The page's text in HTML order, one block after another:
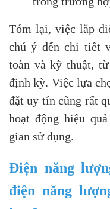
Tóm lại, việc lắp
chú ý đến chi tiết
toàn và kỹ thuật,
định kỳ. Việc lựa
đặt uy tín cũng rất
hoạt động hiệu
gian sử dụng.
Điện năng
điện năng